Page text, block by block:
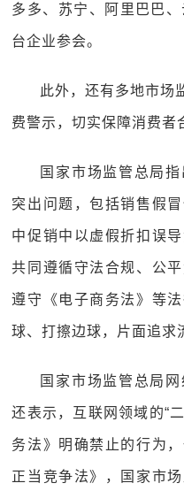
多多、苏宁、阿里巴巴
台企业参会。
此外，还有多地市场
费警示，切实保障消费者
国家市场监管总局
突出问题，包括销售假
中促销中以虚假折扣误
共同遵循守法合规、公
遵守《电子商务法》等
球、打擦边球，片面追求
国家市场监管总局
还表示，互联网领域的“
务法》明确禁止的行为
正当竞争法》，国家市